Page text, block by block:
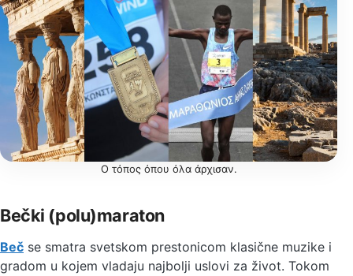
Ο τόπος όπου όλα άρχισαν.
Bečki (polu)maraton
Beč se smatra svetskom prestonicom klasične muzike i
gradom u kojem vladaju najbolji uslovi za život. Tokom